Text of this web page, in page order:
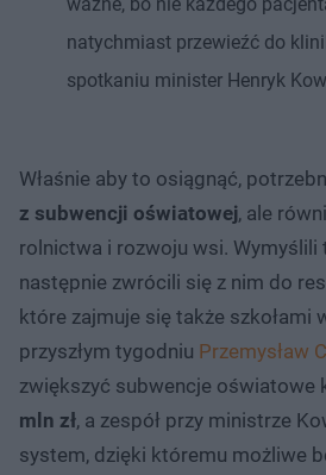
natychmiast przewieźć do
spotkaniu minister Henryk
Właśnie aby to osiągnąć,
z subwencji oświatowej, ale
rolnictwa i rozwoju wsi. Wymyślili
następnie zwrócili się z nim do
które zajmuje się także szkołami
przyszłym tygodniu Przemysław
zwiększyć subwencje oświatowe
mln zł, a zespół przy ministrze
system, dzięki któremu możliwe